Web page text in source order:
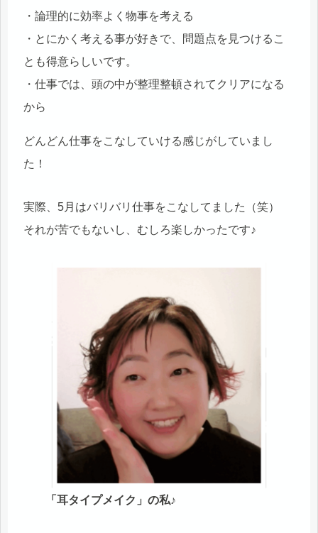
・論理的に効率よく物事を考える
・とにかく考える事が好きで、問題点を見つけるこ
とも得意らしいです。
・仕事では、頭の中が整理整頓されてクリアになる
から
どんどん仕事をこなしていける感じがしていまし
た！
実際、5月はバリバリ仕事をこなしてました（笑）
それが苦でもないし、むしろ楽しかったです♪
「耳タイプメイク」の私♪